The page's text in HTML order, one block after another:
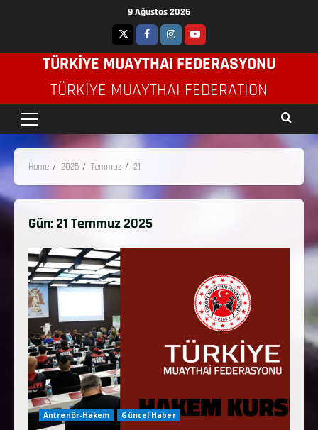
9 Ağustos 2026
TÜRKİYE MUAYTHAI FEDERASYONU
TÜRKIYE MUAYTHAI FEDERATION
Home 2025 Temmuz 21
Gün:21 Temmuz 2025
Antrenör-Hakem Güncel Haber